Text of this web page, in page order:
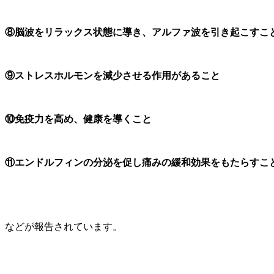
⑧脳波をリラックス状態に導き、アルファ波を引き起こすこ
⑨ストレスホルモンを減少させる作用があること
⑩免疫力を高め、健康を導くこと
⑪エンドルフィンの分泌を促し痛みの緩和効果をもたらすこ
などが報告されています。